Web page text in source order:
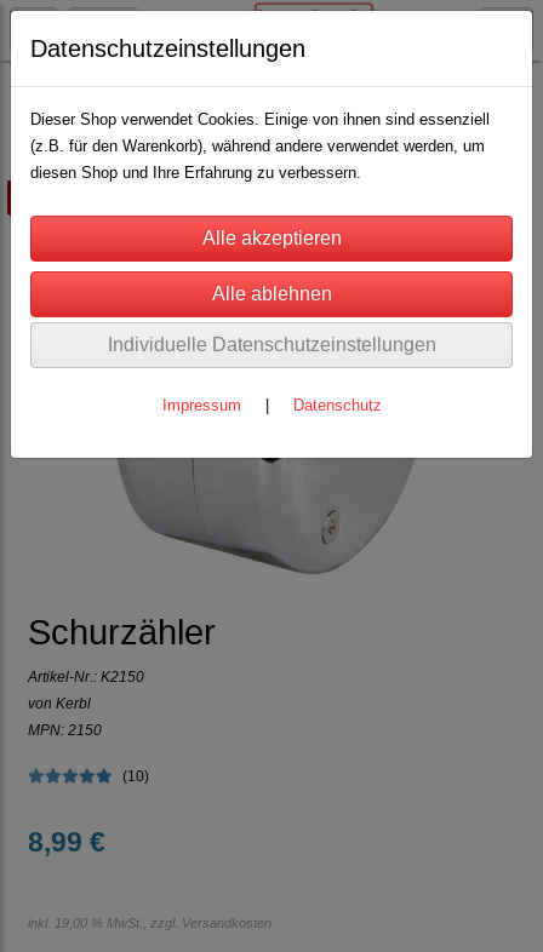
Schäfereibedarf Schäfer-Bekleidung, Hütezubehör(18)
Schurzähler
Artikel-Nr.: K2150
von Kerbl
MPN: 2150
(10)
8,99 €
inkl. 19,00 % MwSt., zzgl. Versandkosten
Datenschutzeinstellungen
Dieser Shop verwendet Cookies. Einige von ihnen sind essenziell
(z.B. für den Warenkorb), während andere verwendet werden, um
diesen Shop und Ihre Erfahrung zu verbessern.
Individuelle Datenschutzeinstellungen
Impressum Datenschutz